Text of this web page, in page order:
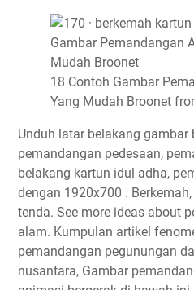
18 Contoh Gambar
Yang Mudah Broonet
Unduh latar belakang gambar
pemandangan pedesaan,
belakang kartun idul adha,
dengan 1920x700 .
tenda. See more ideas about
alam. Kumpulan artikel
pemandangan pegunungan
nusantara, Gambar